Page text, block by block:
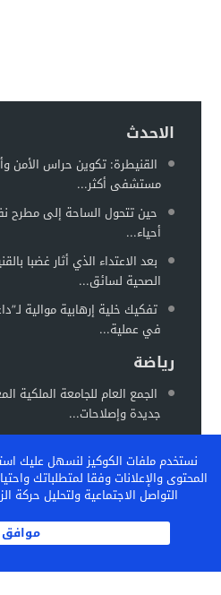
الاحدث
القنيطرة: تكوين حراس الأمن
مستشفى أكثر...
حين تتحول الساحة إلى مطرح
أحياء...
بعد الاعتداء الذي أثار غضبا
الصحية لسائق...
تفكيك خلية إرهابية موالية
في عملية...
رياضة
الجمع العام للجامعة الملكية
جديدة وإصلاحات...
جديد خلال...
الفيفا تشيد بالنموذج
الكاف بين تثبيت المكاسب
نستخدم ملفات الكوكيز لنسهل عليك
المحتوى والإعلانات وفقا لمتطلباتك
التواصل الاجتماعية ولتحليل حركة
موافق